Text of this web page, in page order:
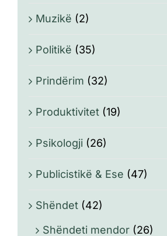
Muzikë (2)
Politikë (35)
Prindërim (32)
Produktivitet (19)
Psikologji (26)
Publicistikë & Ese (47)
Shëndet (42)
Shëndeti mendor (26)